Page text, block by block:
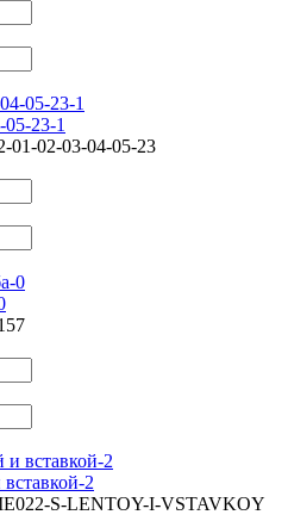
23-1
01-02-03-04-05-23
2
S-LENTOY-I-VSTAVKOY